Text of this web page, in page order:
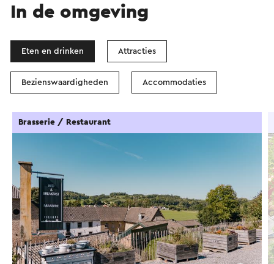
In de omgeving
Eten en drinken Attracties
Bezienswaardigheden Accommodaties
Brasserie / Restaurant